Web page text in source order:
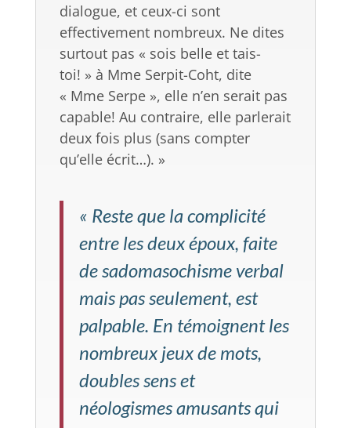
dialogue, et ceux-ci sont
effectivement nombreux. Ne dites
surtout pas « sois belle et tais-
toi! » à Mme Serpit-Coht, dite
« Mme Serpe », elle n’en serait pas
capable! Au contraire, elle parlerait
deux fois plus (sans compter
qu’elle écrit…). »
« Reste que la complicité
entre les deux époux, faite
de sadomasochisme verbal
mais pas seulement, est
palpable. En témoignent les
nombreux jeux de mots,
doubles sens et
néologismes amusants qui